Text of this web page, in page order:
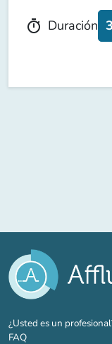
timer Duración
¿Usted es un
FAQ